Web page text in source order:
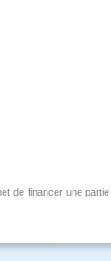
de financer une